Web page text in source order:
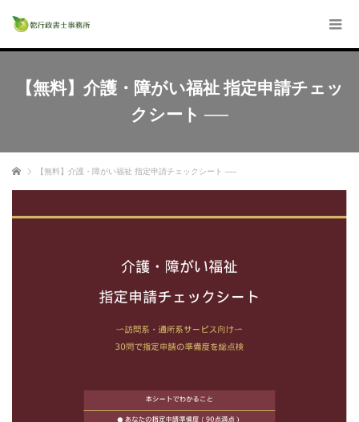
【無料】介護・障がい福祉 指定申請チェッ
クシート ──
ホーム 【無料】介護・障がい福祉 指定申請チェックシート ──